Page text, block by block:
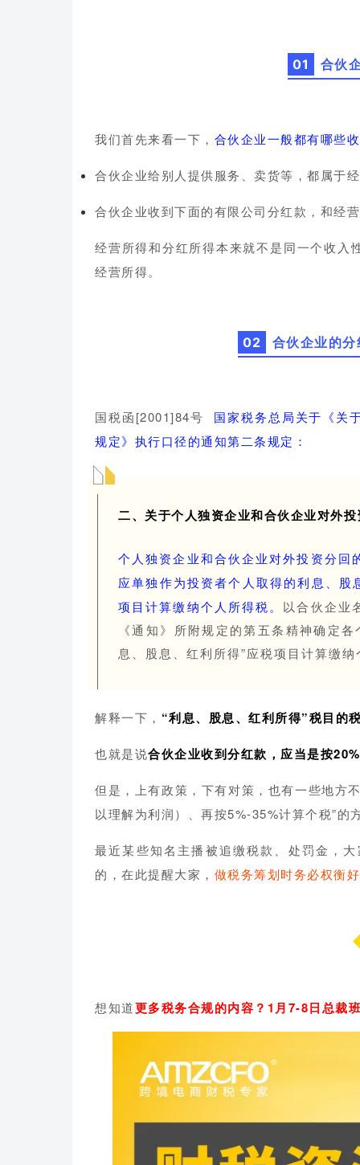
01 合伙
我们首先来看一下， 合伙企业一般都有哪些
合伙企业给别人提供服务、卖货等，都属于
合伙企业收到下面的有限公司分红款，和经
经营所得和分红所得本来就不是同一个收入
经营所得。
02 合伙企业的
国税函[2001]84号
国家税务总局关于《关
规定》执行口径的通知第二条规定：
二、关于个人独资企业和合伙企业对外
个人独资企业和合伙企业对外投资分回
应单独作为投资者个人取得的利息、股
项目计算缴纳个人所得税。 以合伙企业
《通知》所附规定的第五条精神确定
息、股息、红利所得”应税项目计算缴
解释一下， “利息、股息、红利所得”税目的
也就是说合伙企业收到分红款，应当是按
但是，上有政策，下有对策，也有一些地方
以理解为利润）、再按5%-35%计算个税”的
最近某些知名主播被追缴税款、处罚金，
的，在此提醒大家， 做税务筹划时务必权衡
想知道更多税务合规的内容？1月7-8日总裁